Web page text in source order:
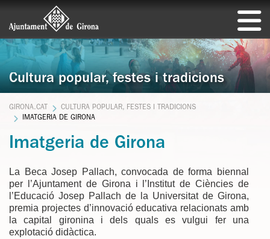
Cultura popular, festes i tradicions
GIRONA.CAT
CULTURA POPULAR, FESTES I TRADICIONS
IMATGERIA DE GIRONA
Imatgeria de Girona
La Beca Josep Pallach, convocada de forma biennal
per l’Ajuntament de Girona i l’Institut de Ciències de
l’Educació Josep Pallach de la Universitat de Girona,
premia projectes d’innovació educativa relacionats amb
la capital gironina i dels quals es vulgui fer una
explotació didàctica.